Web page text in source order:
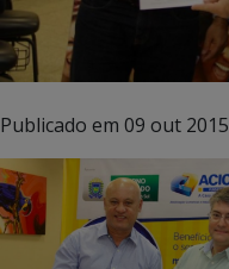
Publicado em 09 out 2015